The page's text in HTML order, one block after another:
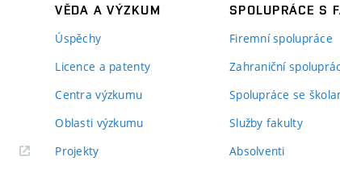
VĚDA A VÝZKUM
Úspěchy
Licence a patenty
Centra výzkumu
Oblasti výzkumu
Projekty
SPOLUPRÁCE S
Firemní spolupráce
Zahraniční
Spolupráce se
Služby fakulty
Absolventi